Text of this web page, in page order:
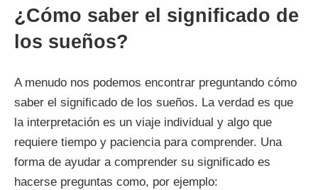
¿Cómo saber el significado de
los sueños?
A menudo nos podemos encontrar preguntando cómo
saber el significado de los sueños. La verdad es que
la interpretación es un viaje individual y algo que
requiere tiempo y paciencia para comprender. Una
forma de ayudar a comprender su significado es
hacerse preguntas como, por ejemplo: